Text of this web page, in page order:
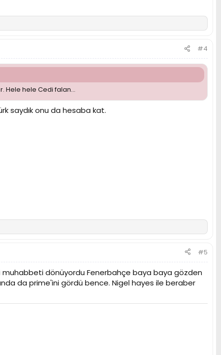
#4
Hele hele Cedi falan...
saydık onu da hesaba kat.
#5
muhabbeti dönüyordu Fenerbahçe baya baya gözden
da prime'ini gördü bence. Nigel hayes ile beraber